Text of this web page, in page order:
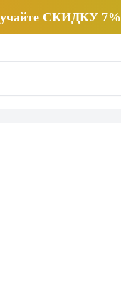
СКИДКУ 7%